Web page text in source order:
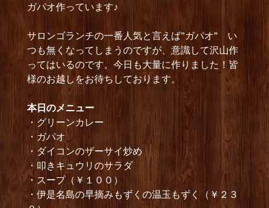
ガパオ作っています♪
サロンゴランチの一番人気と言えば”ガパオ” い
つも無くなってしまうのですが、意識して沢山作
ってはいるのです。今日も大量に作りました！皆
様のお越しをお待ちしております。
本日のメニュー
・グリーンカレー
・ガパオ
・ダイコンのザーサイ炒め
・叩きキュウリのサラダ
・スープ（￥１００）
・伊是名島の早摘みもずくの温玉もずく（￥２３